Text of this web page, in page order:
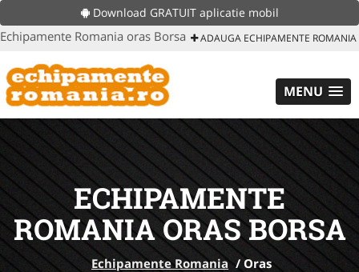
Download GRATUIT aplicatie mobil
Echipamente Romania oras Borsa ADAUGA ECHIPAMENTE ROMANIA
MENU
ECHIPAMENTE
ROMANIA ORAS BORSA
Echipamente Romania / Oras